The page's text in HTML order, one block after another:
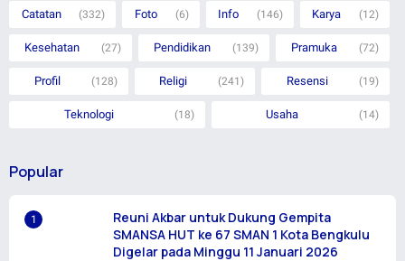
Catatan (332) Foto (6) Info (146) Karya (12)
Kesehatan (27) Pendidikan (139) Pramuka (72)
Profil (128) Religi (241) Resensi (19)
Teknologi (18) Usaha (14)
Popular
Reuni Akbar untuk Dukung Gempita
SMANSA HUT ke 67 SMAN 1 Kota Bengkulu
Digelar pada Minggu 11 Januari 2026